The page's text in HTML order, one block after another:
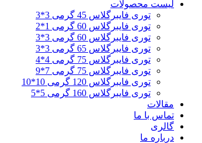
لیست محصولات
توری فایبرگلاس 45 گرمی 3*3
توری فایبرگلاس 60 گرمی 1*2
توری فایبرگلاس 60 گرمی 3*3
توری فایبرگلاس 65 گرمی 3*3
توری فایبرگلاس 75 گرمی 4*4
توری فایبرگلاس 75 گرمی 7*9
توری فایبرگلاس 120 گرمی 10*10
توری فایبرگلاس 160 گرمی 5*5
مقالات
تماس با ما
گالری
درباره ما